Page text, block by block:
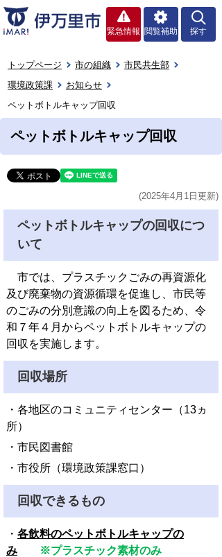
緊急情報 閲覧補助 探す
トップページ 市の組織
市民共生部
環境政策課
お知らせ
ペットボトルキャップ回収
ペットボトルキャップ回収
(2025年4月1日更新)
ペットボトルキャップの回収につ
いて
市では、プラスチックごみの再資源化
及び廃棄物の資源循環を促進し、市民等
のごみの分別意識の向上を図るため、令
和７年４月からペットボトルキャップの
回収を実施します。
回収場所
・各地区のコミュニティセンター（13ヵ
所）
・市民図書館
・市役所（環境政策課窓口）
回収できるもの
・ 各飲料のペットボトルキャップの
み
※プラスチック素材のみ